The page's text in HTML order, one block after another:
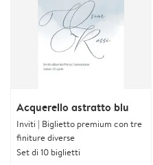
Acquerello astratto blu
Inviti | Biglietto premium con tre
finiture diverse
Set di 10 biglietti